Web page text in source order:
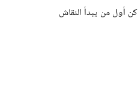
أول من يبدأ النقاش